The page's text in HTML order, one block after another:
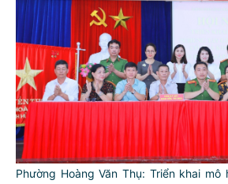
Phường Hoàng Văn Thụ: Triển khai mô
TƯ CÁCH
NGƯỜI CÔNG AN CÁCH